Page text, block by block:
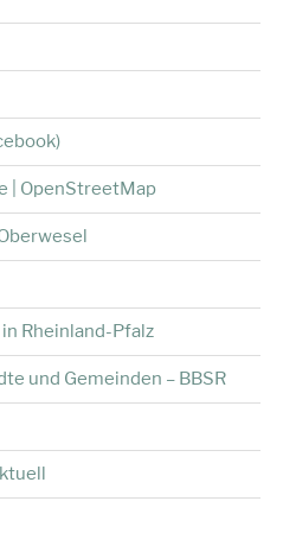
| OpenStreetMap
Rheinland-Pfalz
und Gemeinden – BBSR